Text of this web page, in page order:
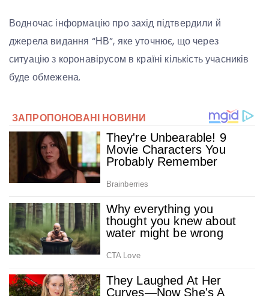
Водночас інформацію про захід підтвердили й
джерела видання “НВ”, яке уточнює, що через
ситуацію з коронавірусом в країні кількість учасників
буде обмежена.